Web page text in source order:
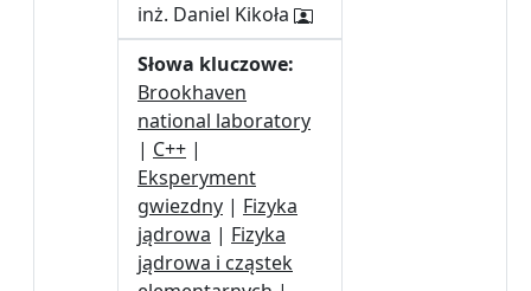
inż. Daniel Kikoła
Słowa kluczowe:
Brookhaven
national laboratory
| C++ |
Eksperyment
gwiezdny | Fizyka
jądrowa | Fizyka
jądrowa i cząstek